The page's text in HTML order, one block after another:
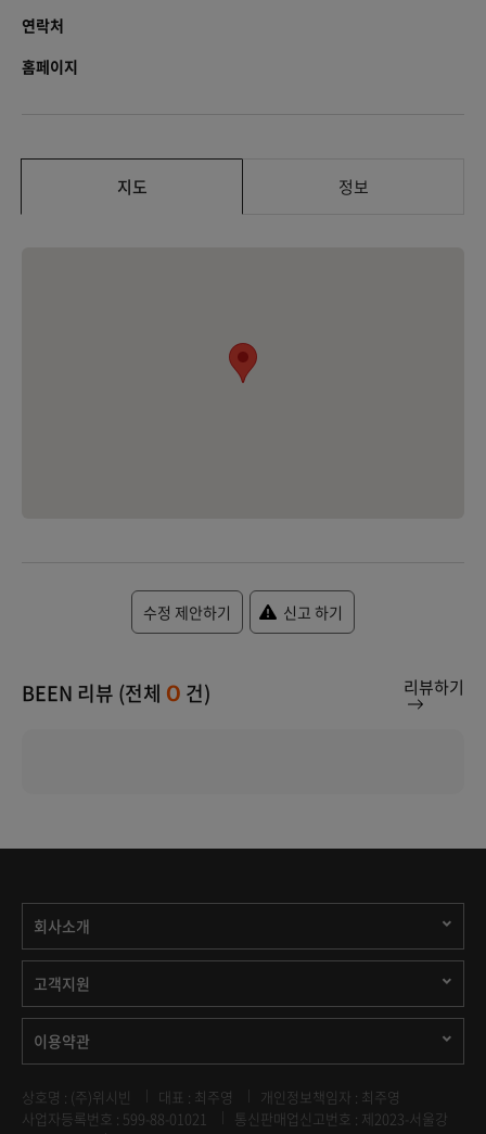
연락처
홈페이지
지도 정보
수정 제안하기 신고 하기
BEEN 리뷰 (전체 0 건) 리뷰하기
회사소개
고객지원
이용약관
상호명 : (주)위시빈 대표 : 최주영
개인정보책임자 : 최주영
사업자등록번호 : 599-88-01021
통신판매업신고번호 : 제2023-서울강